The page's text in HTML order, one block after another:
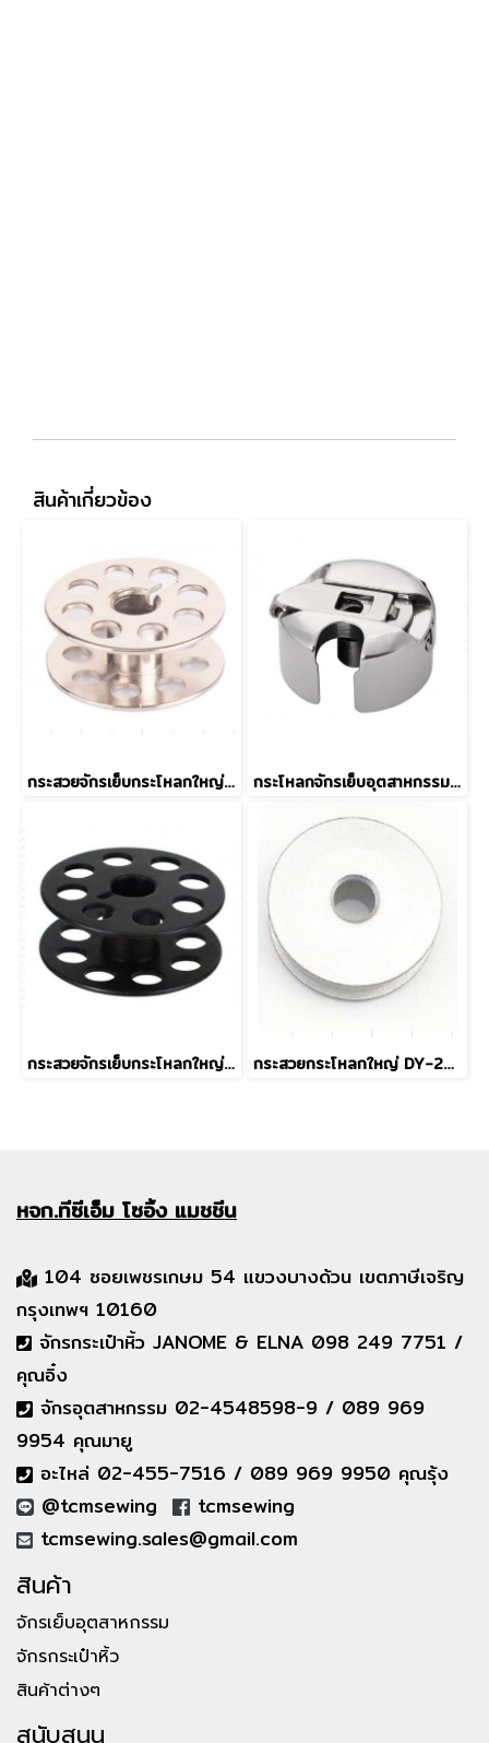
สินค้าเกี่ยวข้อง
กระสวยจักรเย็บกระโหลกใหญ่ 201 (MGP) Grade A กระโหลกจักรเย็บอุตสาหกรรม BC-DB1 (MGP)
กระสวยจักรเย็บกระโหลกใหญ่ 201 Grade B กระสวยกระโหลกใหญ่ DY-201 18034 แบบอลูมิเนียม
หจก.ทีซีเอ็ม โซอิ้ง แมชชีน
104 ซอยเพชรเกษม 54 แขวงบางด้วน เขตภาษีเจริญ
กรุงเทพฯ 10160
จักรกระเป๋าหิ้ว JANOME & ELNA 098 249 7751 /
คุณอิ๋ง
จักรอุตสาหกรรม 02-4548598-9 / 089 969
9954 คุณมายู
อะไหล่ 02-455-7516 / 089 969 9950 คุณรุ้ง
@tcmsewing
tcmsewing
tcmsewing.sales@gmail.com
สินค้า
จักรเย็บอุตสาหกรรม
จักรกระเป๋าหิ้ว
สินค้าต่างๆ
สนับสนุน